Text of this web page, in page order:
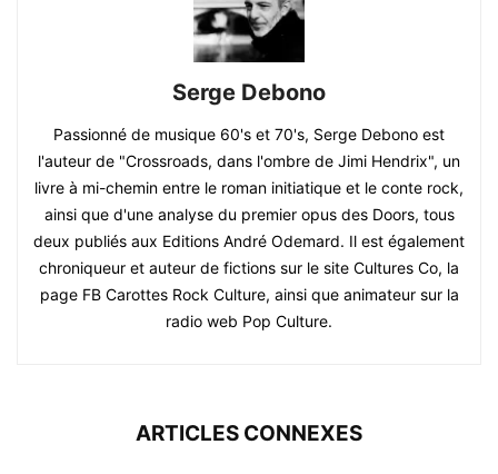
Serge Debono
Passionné de musique 60's et 70's, Serge Debono est
l'auteur de "Crossroads, dans l'ombre de Jimi Hendrix", un
livre à mi-chemin entre le roman initiatique et le conte rock,
ainsi que d'une analyse du premier opus des Doors, tous
deux publiés aux Editions André Odemard. Il est également
chroniqueur et auteur de fictions sur le site Cultures Co, la
page FB Carottes Rock Culture, ainsi que animateur sur la
radio web Pop Culture.
ARTICLES CONNEXES